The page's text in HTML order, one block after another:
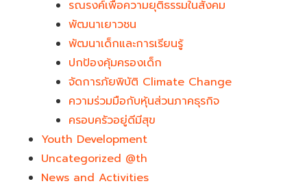
รณรงค์เพื่อความยุติธรรมในสังคม
พัฒนาเยาวชน
พัฒนาเด็กและการเรียนรู้
ปกป้องคุ้มครองเด็ก
จัดการภัยพิบัติ Climate Change
ความร่วมมือกับหุ้นส่วนภาคธุรกิจ
ครอบครัวอยู่ดีมีสุข
Youth Development​
Uncategorized @th
News and Activities